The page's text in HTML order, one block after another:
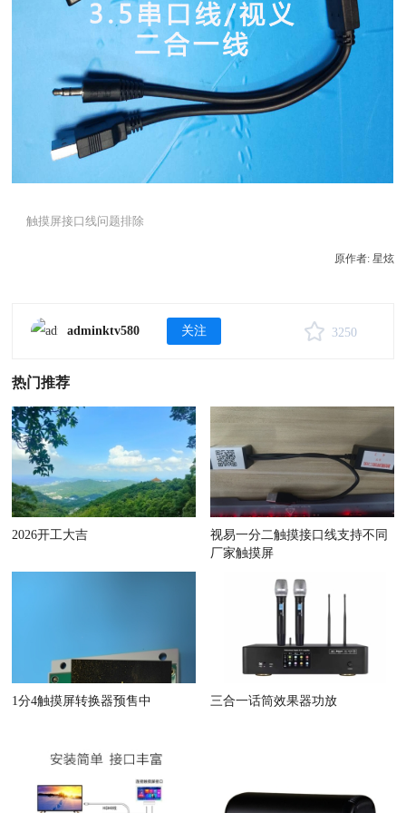
触摸屏接口线问题排除
原作者: 星炫
adminktv580 关注 3250
热门推荐
2026开工大吉
视易一分二触摸接口线支持不同
厂家触摸屏
1分4触摸屏转换器预售中 三合一话筒效果器功放